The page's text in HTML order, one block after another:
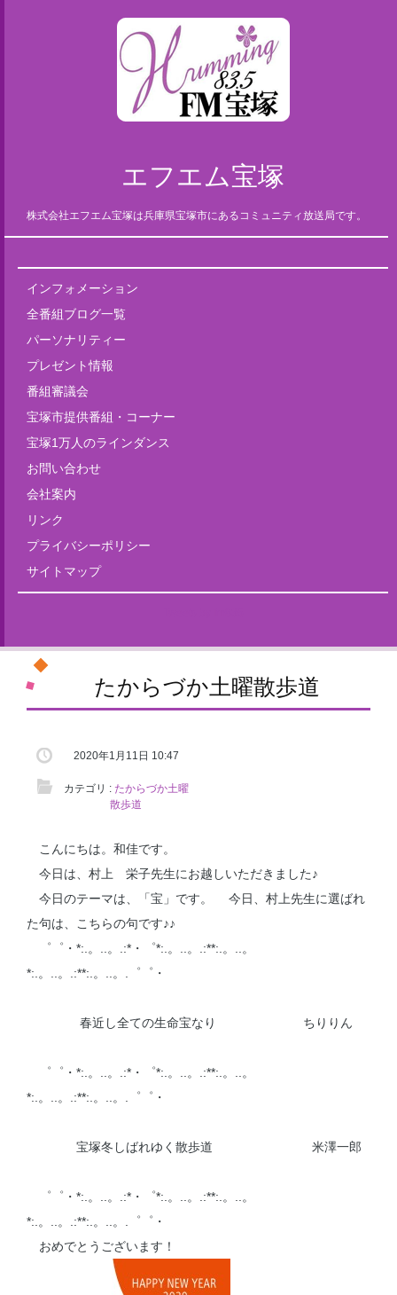
エフエム宝塚
株式会社エフエム宝塚は兵庫県宝塚市にあるコミュニティ放送局です。
インフォメーション
全番組ブログ一覧
パーソナリティー
プレゼント情報
番組審議会
宝塚市提供番組・コーナー
宝塚1万人のラインダンス
お問い合わせ
会社案内
リンク
プライバシーポリシー
サイトマップ
たからづか土曜散歩道
2020年1月11日 10:47
カテゴリ : たからづか土曜
散歩道
こんにちは。和佳です。
今日は、村上 栄子先生にお越しいただきました♪
今日のテーマは、「宝」です。 今日、村上先生に選ばれ
た句は、こちらの句です♪♪
゜゜・*:.。..。.:*・゜*:.。..。.:**:.。..。
*:.。..。.:**:.。..。.゜゜・
春近し全ての生命宝なり ちりりん
゜゜・*:.。..。.:*・゜*:.。..。.:**:.。..。
*:.。..。.:**:.。..。.゜゜・
宝塚冬しばれゆく散歩道 米澤一郎
゜゜・*:.。..。.:*・゜*:.。..。.:**:.。..。
*:.。..。.:**:.。..。.゜゜・
おめでとうございます！